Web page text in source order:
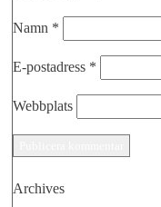
Namn *
E-postadress *
Webbplats
Archives